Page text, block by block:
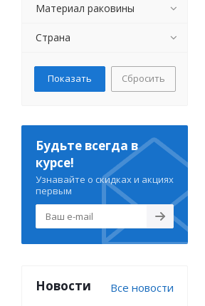
Материал раковины
Страна
Сбросить
Будьте всегда в
курсе!
Узнавайте о скидках и акциях
первым
Новости Все новости